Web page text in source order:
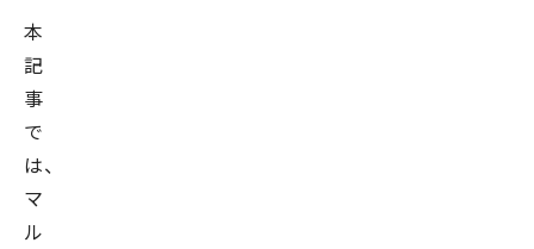
本
記
事
で
は、
マ
ル